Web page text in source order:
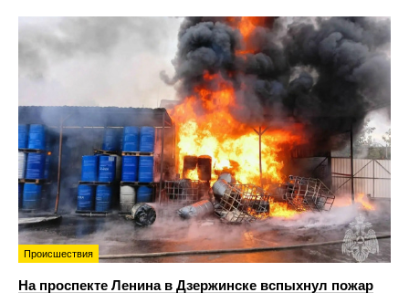
Происшествия
На проспекте Ленина в Дзержинске вспыхнул пожар